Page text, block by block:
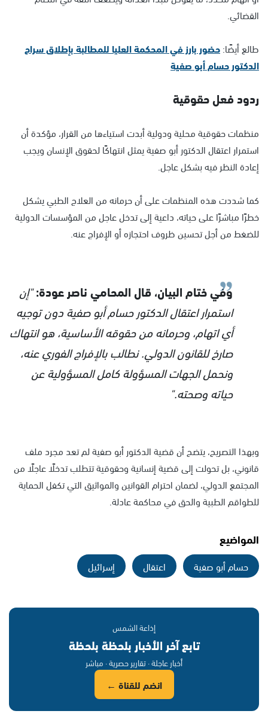
القضائي.
طالع أيضًا:حضور بارز في المحكمة العليا للمطالبة بإطلاق سراح
الدكتور حسام أبو صفية
ردود فعل حقوقية
منظمات حقوقية محلية ودولية أبدت استياءها من القرار، مؤكدة أن
استمرار اعتقال الدكتور أبو صفية يمثل انتهاكًا لحقوق الإنسان ويجب
إعادة النظر فيه بشكل عاجل.
كما شددت هذه المنظمات على أن حرمانه من العلاج الطبي يشكل
خطرًا مباشرًا على حياته، داعية إلى تدخل عاجل من المؤسسات الدولية
للضغط من أجل تحسين ظروف احتجازه أو الإفراج عنه.
وفي ختام البيان، قال المحامي ناصر عودة:"إن
استمرار اعتقال الدكتور حسام أبو صفية دون توجيه
أي اتهام، وحرمانه من حقوقه الأساسية، هو انتهاك
صارخ للقانون الدولي. نطالب بالإفراج الفوري عنه،
ونحمل الجهات المسؤولة كامل المسؤولية عن
حياته وصحته."
وبهذا التصريح، يتضح أن قضية الدكتور أبو صفية لم تعد مجرد ملف
قانوني، بل تحولت إلى قضية إنسانية وحقوقية تتطلب تدخلًا عاجلًا من
المجتمع الدولي، لضمان احترام القوانين والمواثيق التي تكفل الحماية
للطواقم الطبية والحق في محاكمة عادلة.
المواضيع
حسام أبو صفية اعتقال إسرائيل
إذاعة الشمس
تابع آخر الأخبار بلحظة بلحظة
أخبار عاجلة · تقارير حصرية · مباشر
انضم للقناة ←